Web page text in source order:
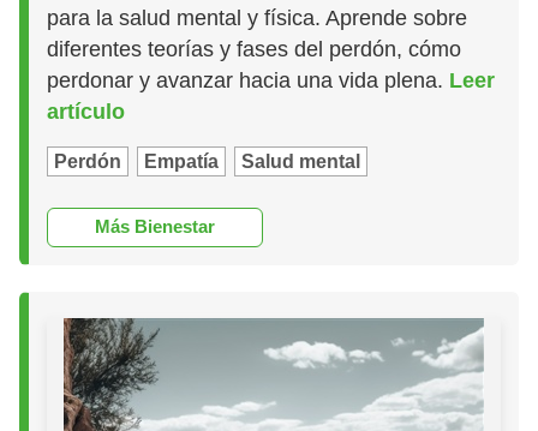
para la salud mental y física. Aprende sobre
diferentes teorías y fases del perdón, cómo
perdonar y avanzar hacia una vida plena. Leer
artículo
Perdón Empatía Salud mental
Más Bienestar